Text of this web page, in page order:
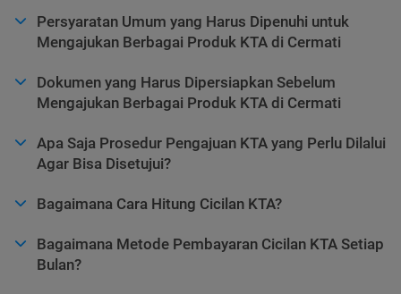
Persyaratan Umum yang Harus Dipenuhi untuk
Mengajukan Berbagai Produk KTA di Cermati
Dokumen yang Harus Dipersiapkan Sebelum
Mengajukan Berbagai Produk KTA di Cermati
Apa Saja Prosedur Pengajuan KTA yang Perlu Dilalui
Agar Bisa Disetujui?
Bagaimana Cara Hitung Cicilan KTA?
Bagaimana Metode Pembayaran Cicilan KTA Setiap
Bulan?